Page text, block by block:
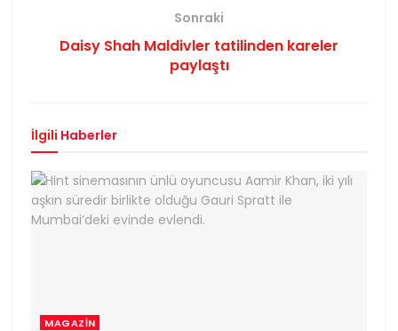
Sonraki
Daisy Shah Maldivler tatilinden kareler
paylaştı
İlgili Haberler
MAGAZIN